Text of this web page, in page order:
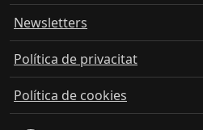
Newsletters
Política de privacitat
Política de cookies